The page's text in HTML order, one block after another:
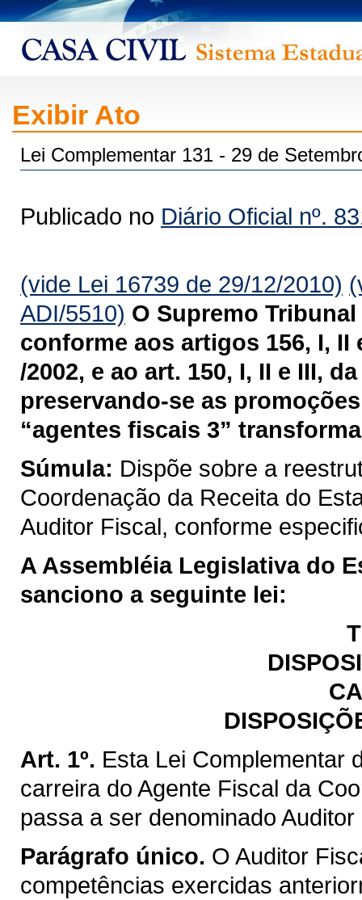
Exibir Ato
Lei Complementar 131 - 29 de
Publicado no Diário Oficial nº.
(vide Lei 16739 de 29/12/2010)
ADI/5510) O Supremo
conforme aos artigos 156, I, II
/2002, e ao art. 150, I, II e III,
preservando-se as
“agentes fiscais 3”
Súmula: Dispõe sobre a
Coordenação da Receita do
Auditor Fiscal, conforme
A Assembléia Legislativa do
sanciono a seguinte lei:
Art. 1º. Esta Lei Complementar
carreira do Agente Fiscal da
passa a ser denominado Auditor
Parágrafo único. O Auditor
competências exercidas